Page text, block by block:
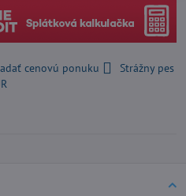
cenovú ponuku
Strážny pes